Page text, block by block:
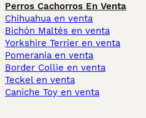
Perros Cachorros En Venta
Chihuahua en venta
Bichón Maltés en venta
Yorkshire Terrier en venta
Pomerania en venta
Border Collie en venta
Teckel en venta
Caniche Toy en venta